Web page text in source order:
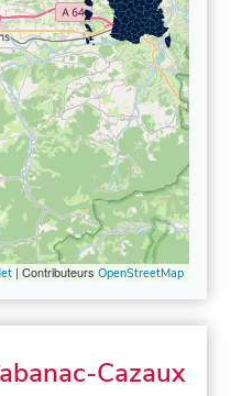
| Contributeurs OpenStreetMap
Cazaux